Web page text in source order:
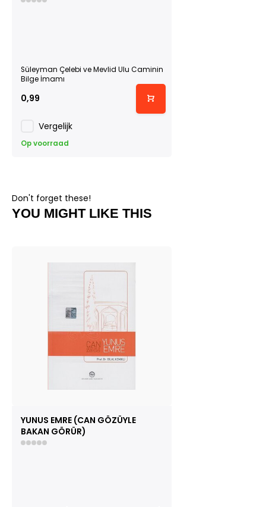
Süleyman Çelebi ve Mevlid Ulu Caminin
Bilge İmamı
0,99
Vergelijk
Op voorraad
Don't forget these!
YOU MIGHT LIKE THIS
YUNUS EMRE (CAN GÖZÜYLE
BAKAN GÖRÜR)